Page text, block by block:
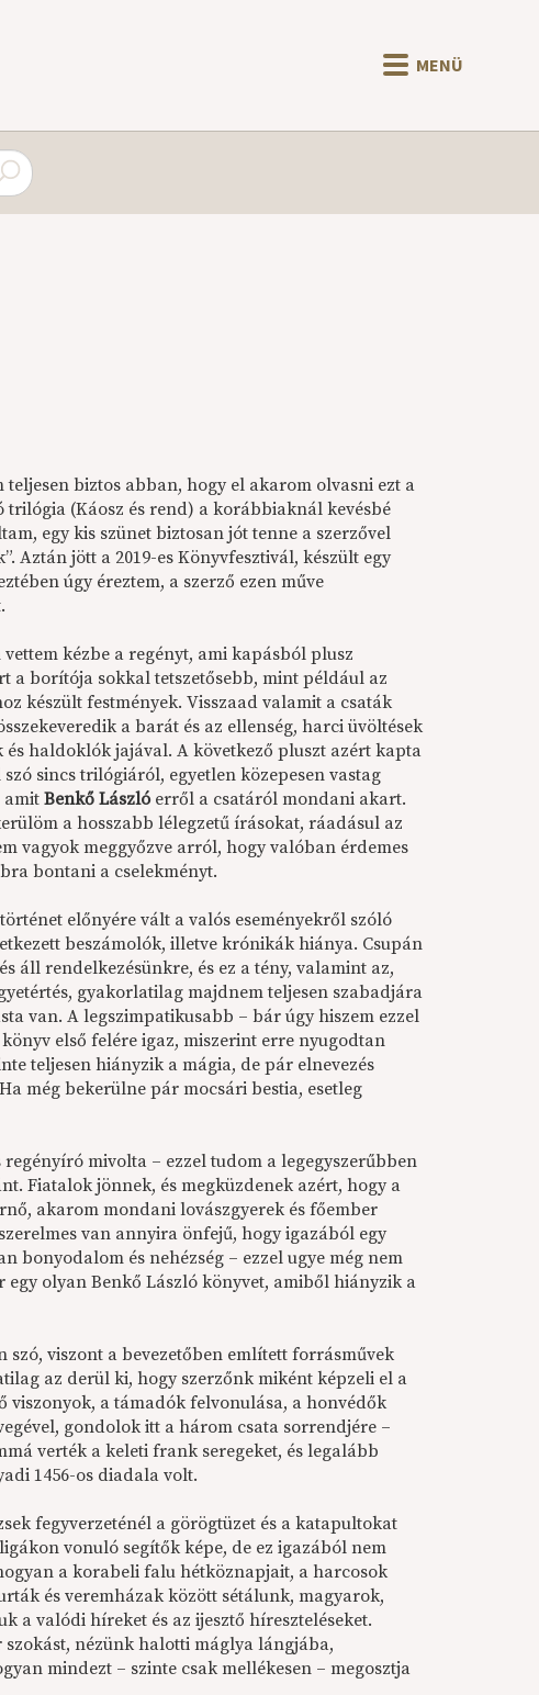
MENÜ
teljesen biztos abban, hogy el akarom olvasni ezt a
trilógia (Káosz és rend) a korábbiaknál kevésbé
egy kis szünet biztosan jót tenne a szerzővel
Aztán jött a 2019-es Könyvfesztivál, készült egy
úgy éreztem, a szerző ezen műve
kézbe a regényt, ami kapásból plusz
a borítója sokkal tetszetősebb, mint például az
készült festmények. Visszaad valamit a csaták
a barát és az ellenség, harci üvöltések
és haldoklók jajával. A következő pluszt azért kapta
sincs trilógiáról, egyetlen közepesen vastag
amitBenkő Lászlóerről a csatáról mondani akart.
a hosszabb lélegzetű írásokat, ráadásul az
vagyok meggyőzve arról, hogy valóban érdemes
bontani a cselekményt.
előnyére vált a valós eseményekről szóló
beszámolók, illetve krónikák hiánya. Csupán
áll rendelkezésünkre, és ez a tény, valamint az,
gyakorlatilag majdnem teljesen szabadjára
van. A legszimpatikusabb – bár úgy hiszem ezzel
első felére igaz, miszerint erre nyugodtan
teljesen hiányzik a mágia, de pár elnevezés
még bekerülne pár mocsári bestia, esetleg
mivolta – ezzel tudom a legegyszerűbben
Fiatalok jönnek, és megküzdenek azért, hogy a
akarom mondani lovászgyerek és főember
van annyira önfejű, hogy igazából egy
bonyodalom és nehézség – ezzel ugye még nem
egy olyan Benkő László könyvet, amiből hiányzik a
viszont a bevezetőben említett forrásművek
az derül ki, hogy szerzőnk miként képzeli el a
viszonyok, a támadók felvonulása, a honvédők
gondolok itt a három csata sorrendjére –
verték a keleti frank seregeket, és legalább
1456-os diadala volt.
fegyverzeténél a görögtüzet és a katapultokat
vonuló segítők képe, de ez igazából nem
a korabeli falu hétköznapjait, a harcosok
és veremházak között sétálunk, magyarok,
a valódi híreket és az ijesztő híreszteléseket.
nézünk halotti máglya lángjába,
mindezt – szinte csak mellékesen – megosztja